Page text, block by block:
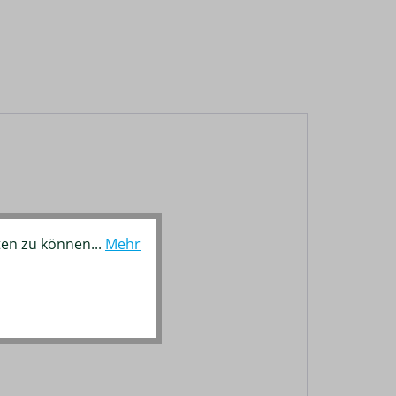
zu können... Mehr